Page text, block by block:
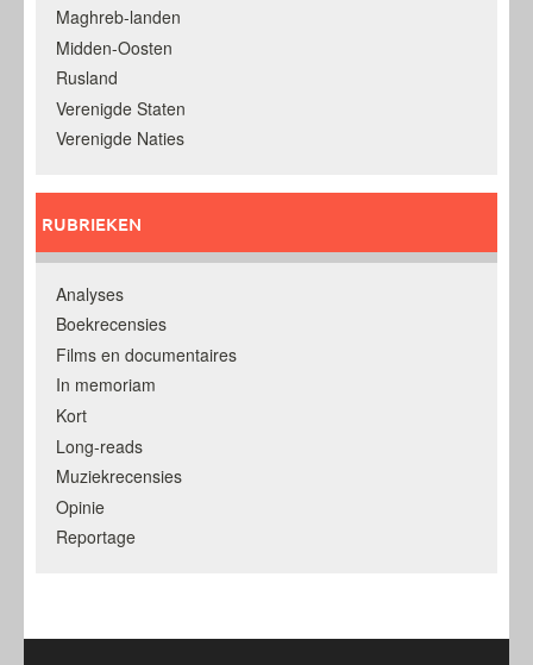
Maghreb-landen
Midden-Oosten
Rusland
Verenigde Staten
Verenigde Naties
RUBRIEKEN
Analyses
Boekrecensies
Films en documentaires
In memoriam
Kort
Long-reads
Muziekrecensies
Opinie
Reportage